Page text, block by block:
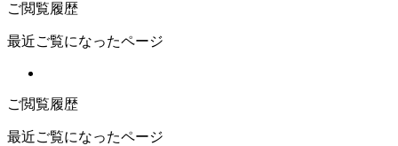
ご閲覧履歴
最近ご覧になったページ
ご閲覧履歴
最近ご覧になったページ